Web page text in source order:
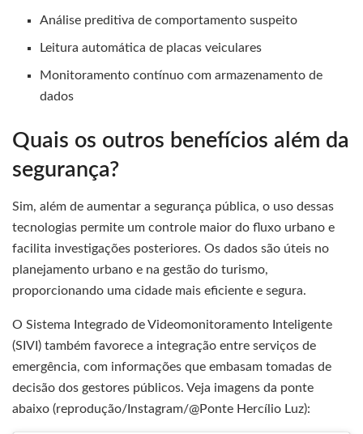
Análise preditiva de comportamento suspeito
Leitura automática de placas veiculares
Monitoramento contínuo com armazenamento de
dados
Quais os outros benefícios além da
segurança?
Sim, além de aumentar a segurança pública, o uso dessas
tecnologias permite um controle maior do fluxo urbano e
facilita investigações posteriores. Os dados são úteis no
planejamento urbano e na gestão do turismo,
proporcionando uma cidade mais eficiente e segura.
O Sistema Integrado de Videomonitoramento Inteligente
(SIVI) também favorece a integração entre serviços de
emergência, com informações que embasam tomadas de
decisão dos gestores públicos. Veja imagens da ponte
abaixo (reprodução/Instagram/@Ponte Hercílio Luz):